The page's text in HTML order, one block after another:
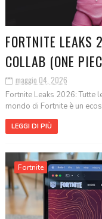
FORTNITE LEAKS
COLLAB (ONE
maggio 04, 2026
Fortnite Leaks 2026: Tutte
mondo di Fortnite è un
LEGGI DI PIÙ
Fortnite